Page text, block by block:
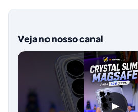
Veja no nosso canal
▶